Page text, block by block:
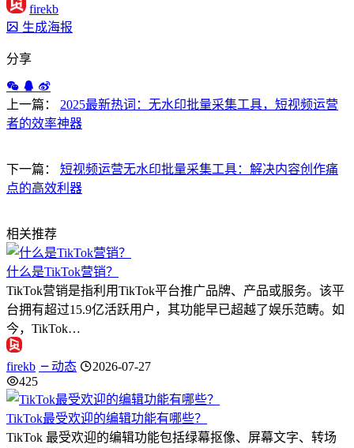
firekb
生成海报
分享
上一篇：
2025最新热词：无水印批量采集工具，短视频运营
者的效率神器
下一篇：
短视频运营无水印批量采集工具：解决内容创作痛
点的高效利器
相关推荐
什么是TikTok营销？
TikTok营销是指利用TikTok平台推广品牌、产品或服务。该平
台拥有超过15.9亿活跃用户，其功能早已超越了娱乐范畴。如
今，TikTok…
firekb 动态
2026-07-27
425
TikTok最受欢迎的编辑功能有哪些？
TikTok 最受欢迎的编辑功能包括绿幕抠像、屏幕文字、转场